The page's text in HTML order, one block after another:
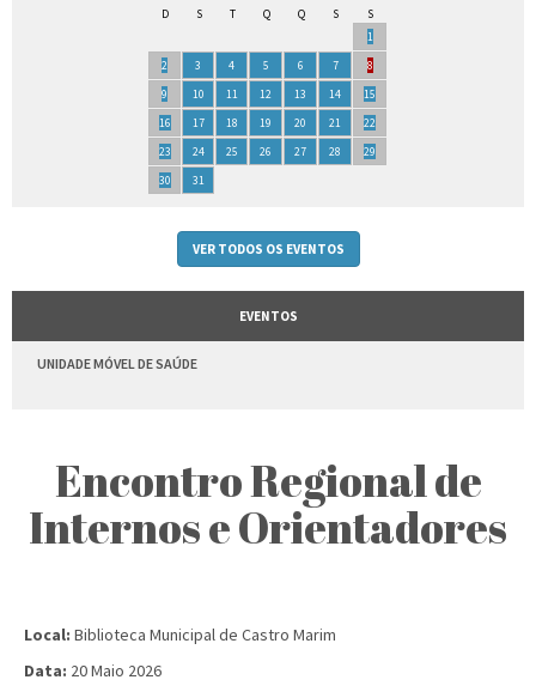
D S T Q Q S
S
1
2
3 4 5 6 7
8
9
10 11 12 13 14
15
16
17 18 19 20 21
22
23
24 25 26 27 28
29
30
31
VER TODOS OS EVENTOS
EVENTOS
UNIDADE MÓVEL DE SAÚDE
Encontro Regional de
Internos e Orientadores
Local: Biblioteca Municipal de Castro Marim
Data: 20 Maio 2026